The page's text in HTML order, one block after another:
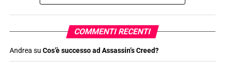
COMMENTI RECENTI
Andrea su Cos’è successo ad Assassin’s Creed?